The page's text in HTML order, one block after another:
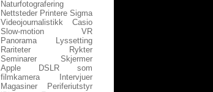
Naturfotografering
Nettsteder Printere Sigma
Videojournalistikk
Casio
Slow-motion
VR
Panorama
Lyssetting
Rariteter
Rykter
Seminarer
Skjermer
Apple
DSLR som
filmkamera
Intervjuer
Magasiner
Periferiutstyr